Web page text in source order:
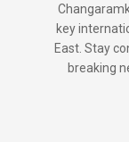
key
East. Stay
breaking